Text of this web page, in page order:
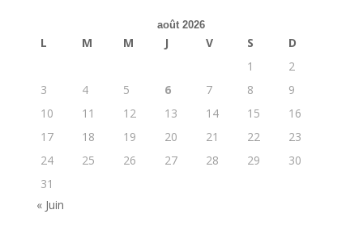
août 2026
L M M J V S
D
1
2
3
4 5 6 7 8
9
10
11 12 13 14 15
16
17
18 19 20 21 22
23
24
25 26 27 28 29
30
31
« Juin